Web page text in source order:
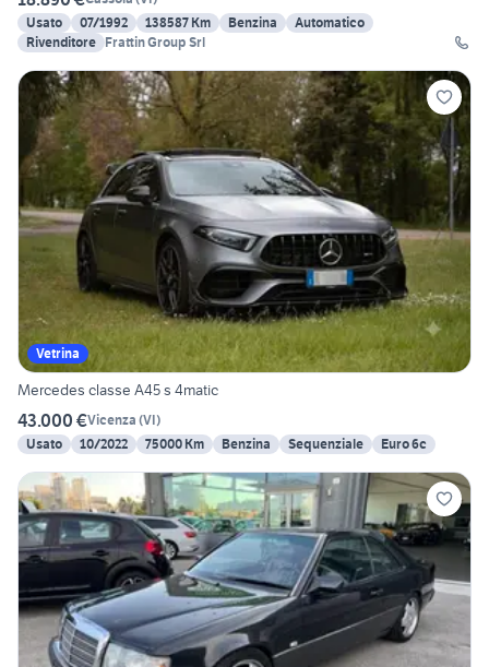
Usato
07/1992 138587 Km Benzina
Automatico
Rivenditore Frattin Group Srl
Vetrina
Mercedes classe A45 s 4matic
43.000 €Vicenza (VI)
Usato
10/2022 75000 Km Benzina Sequenziale Euro 6c